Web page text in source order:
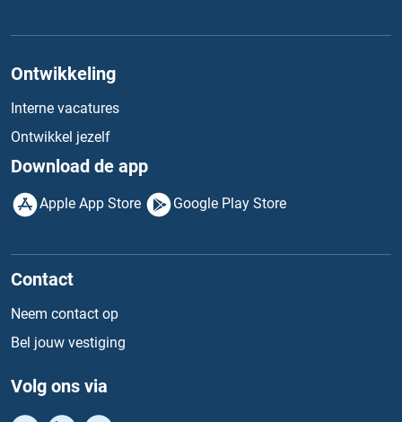
Ontwikkeling
Interne vacatures
Ontwikkel jezelf
Download de app
Apple App Store Google Play Store
Contact
Neem contact op
Bel jouw vestiging
Volg ons via